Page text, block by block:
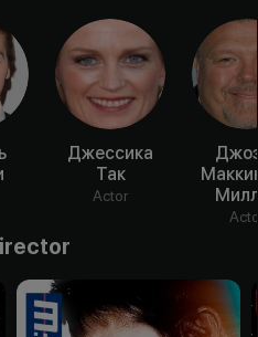
Джессика
Так
Actor